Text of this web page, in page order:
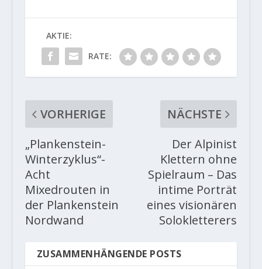
AKTIE:
RATE:
VORHERIGE
„Plankenstein-
Winterzyklus“-
Acht
Mixedrouten in
der Plankenstein
Nordwand
NÄCHSTE
Der Alpinist
Klettern ohne
Spielraum – Das
intime Porträt
eines visionären
Solokletterers
ZUSAMMENHÄNGENDE POSTS